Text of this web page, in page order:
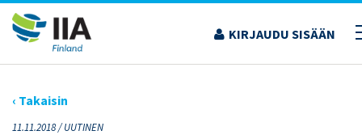
Siirry
sisältöön
KIRJAUDU SISÄÄN
›ARTIKKELIT›R. CHAMBERS: SISÄISET TARKASTAJAT VOIVAT TARKASTAA MITÄ
TAHANSA – MUTTA EI KAIKKEA
‹ Takaisin
11.11.2018 /UUTINEN